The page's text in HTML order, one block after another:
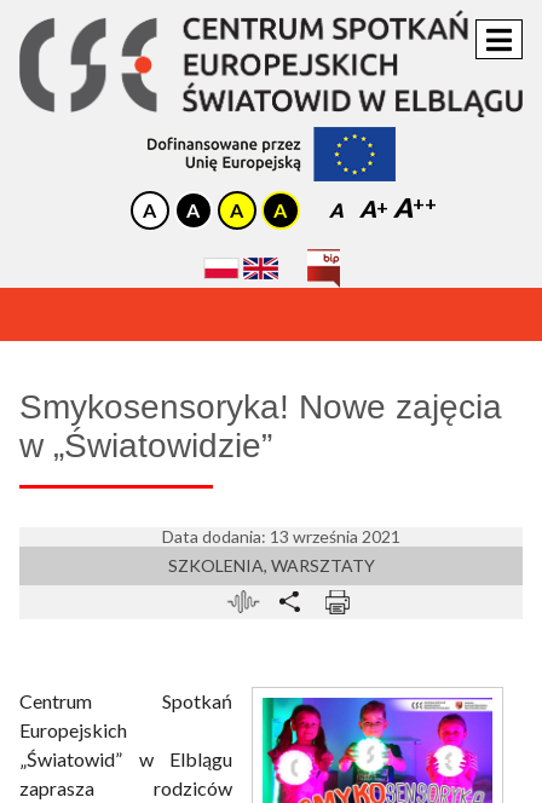
A A A
Smykosensoryka! Nowe zajęcia
w „Światowidzie”
Data dodania: 13 września 2021
SZKOLENIA, WARSZTATY
Centrum Spotkań
Europejskich
„Światowid” w Elblągu
zaprasza rodziców